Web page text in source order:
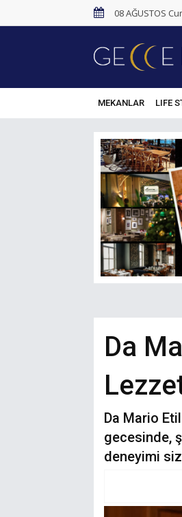
08 AĞUSTOS
MEKANLAR LIFE
Da
Da Mario
gecesinde,
deneyimi